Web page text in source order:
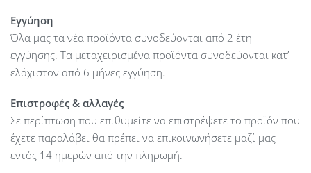
Εγγύηση
Όλα μας τα νέα προϊόντα συνοδεύονται από 2 έτη
εγγύησης. Τα μεταχειρισμένα προϊόντα συνοδεύονται κατ’
ελάχιστον από 6 μήνες εγγύηση.
Επιστροφές & αλλαγές
Σε περίπτωση που επιθυμείτε να επιστρέψετε το προϊόν που
έχετε παραλάβει θα πρέπει να επικοινωνήσετε μαζί μας
εντός 14 ημερών από την πληρωμή.